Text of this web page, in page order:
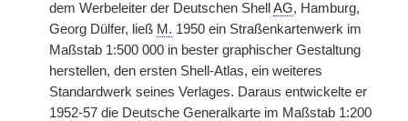
dem Werbeleiter der Deutschen Shell AG, Hamburg,
Georg Dülfer, ließ M. 1950 ein Straßenkartenwerk im
Maßstab 1:500 000 in bester graphischer Gestaltung
herstellen, den ersten Shell-Atlas, ein weiteres
Standardwerk seines Verlages. Daraus entwickelte er
1952-57 die Deutsche Generalkarte im Maßstab 1:200